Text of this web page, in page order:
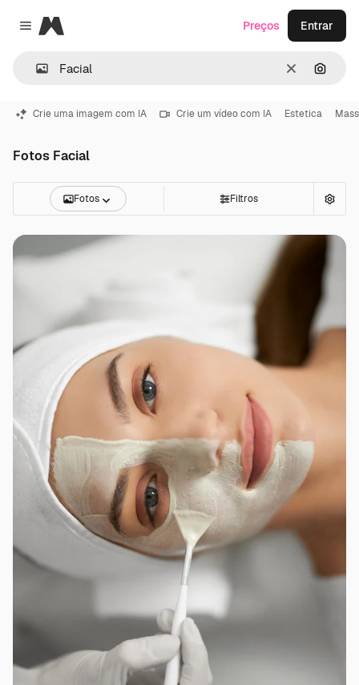
Close menu
Magnific
Limpar
Preços Entrar
Crie uma imagem com IA Crie um vídeo com IA Estetica
Fotos Facial
Fotos Filtros